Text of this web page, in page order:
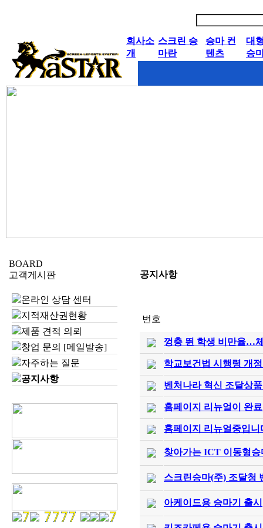
회사소
개
스크린 승
마란
승마 컨
텐츠
대
승
BOARD
고객게시판
온라인 상담 센터
지적재산권현황
제품 견적 의뢰
창업 문의 [메일발송]
자주하는 질문
공지사항
공지사항
번호
껑충 뛴 학생 비만율…
학교보건법 시행령 개
벤처나라 혁신 조달상
홈페이지 리뉴얼이 완
홈페이지 리뉴얼중입니
찾아가는 ICT 이동형
스크린승마(주) 조달청
아케이드용 승마기 출시